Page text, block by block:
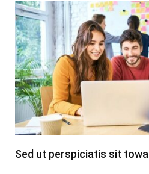
Sed ut perspiciatis sit towa